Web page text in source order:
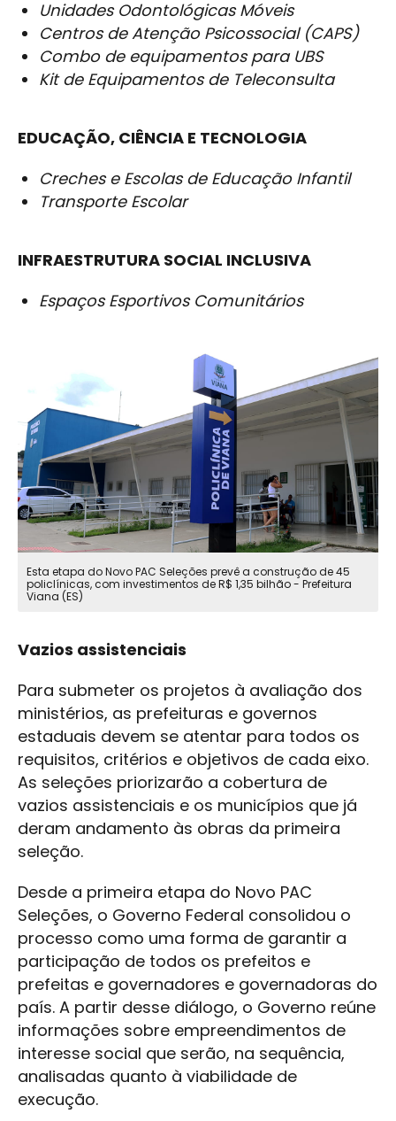
Unidades Odontológicas Móveis
Centros de Atenção Psicossocial (CAPS)
Combo de equipamentos para UBS
Kit de Equipamentos de Teleconsulta
EDUCAÇÃO, CIÊNCIA E TECNOLOGIA
Creches e Escolas de Educação Infantil
Transporte Escolar
INFRAESTRUTURA SOCIAL INCLUSIVA
Espaços Esportivos Comunitários
Esta etapa do Novo PAC Seleções prevê a construção de 45
policlínicas, com investimentos de R$ 1,35 bilhão - Prefeitura
Viana (ES)
Vazios assistenciais
Para submeter os projetos à avaliação dos
ministérios, as prefeituras e governos
estaduais devem se atentar para todos os
requisitos, critérios e objetivos de cada eixo.
As seleções priorizarão a cobertura de
vazios assistenciais e os municípios que já
deram andamento às obras da primeira
seleção.
Desde a primeira etapa do Novo PAC
Seleções, o Governo Federal consolidou o
processo como uma forma de garantir a
participação de todos os prefeitos e
prefeitas e governadores e governadoras do
país. A partir desse diálogo, o Governo reúne
informações sobre empreendimentos de
interesse social que serão, na sequência,
analisadas quanto à viabilidade de
execução.